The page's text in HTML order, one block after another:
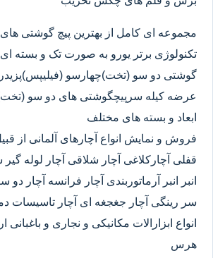
مجموعه ای کامل از بهترین پیچ گوشتی
تکنولوژی برتر یورو به صورت تک و بسته ای
گوشتی دو سو (تخت)چهارسو
عرضه کیله سرپیچگوشتی های دو سو
ابعاد و بسته های مختلف
فروش و نمایش انواع آچارهای آلمانی از
قفلی آچارکلاغی آچار شلاقی آچار لوله
انبر انبر آرماتوربندی آچار فرانسه آچار
سر رینگی آچار جغجغه ای آچار تاسیسات
انواع ابزارالات مکانیکی و نجاری و
هرس